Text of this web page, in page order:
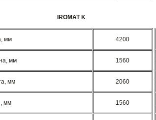
IROMAT K
мм 4200
мм 1560
мм 2060
мм 1560